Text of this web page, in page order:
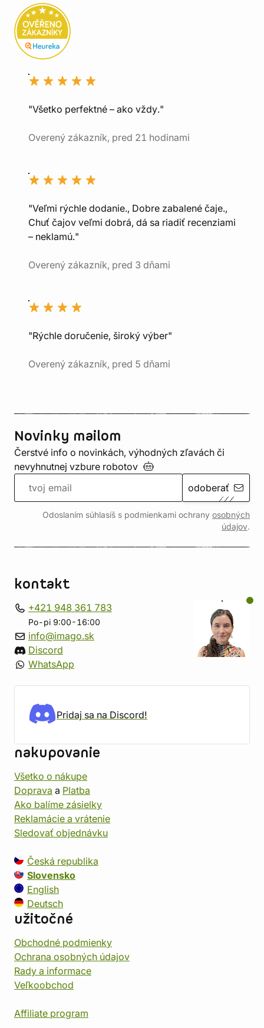
"Všetko perfektné – ako vždy."
Overený zákazník, pred 21 hodinami
"Veľmi rýchle dodanie., Dobre zabalené čaje.,
Chuť čajov veľmi dobrá, dá sa riadiť recenziami
– neklamú."
Overený zákazník, pred 3 dňami
"Rýchle doručenie, široký výber"
Overený zákazník, pred 5 dňami
Novinky mailom
Čerstvé info o novinkách, výhodných zľavách či
nevyhnutnej vzbure robotov
odoberať
Odoslaním súhlasíš s podmienkami ochrany osobných
údajov.
kontakt
+421 948 361 783
Po-pi 9:00-16:00
info@imago.sk
Discord
WhatsApp
Pridaj sa na Discord!
nakupovanie
Všetko o nákupe
Doprava a Platba
Ako balíme zásielky
Reklamácie a vrátenie
Sledovať objednávku
Česká republika
Slovensko
English
Deutsch
užitočné
Obchodné podmienky
Ochrana osobných údajov
Rady a informace
Veľkoobchod
Affiliate program